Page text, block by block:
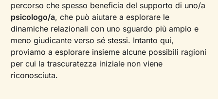
percorso che spesso beneficia del supporto di uno/a
psicologo/a, che può aiutare a esplorare le
dinamiche relazionali con uno sguardo più ampio e
meno giudicante verso sé stessi. Intanto qui,
proviamo a esplorare insieme alcune possibili ragioni
per cui la trascuratezza iniziale non viene
riconosciuta.